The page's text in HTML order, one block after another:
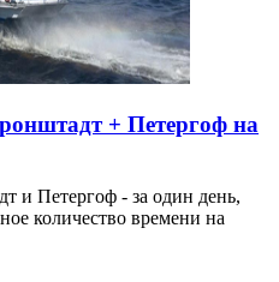
+ Петергоф на
и Петергоф - за один день,
количество времени на